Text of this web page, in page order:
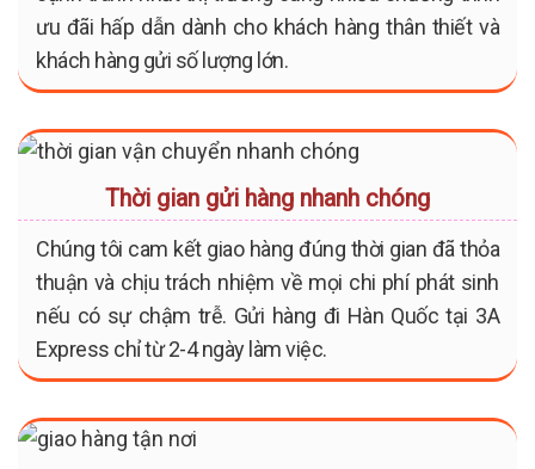
ưu đãi hấp dẫn dành cho khách hàng thân thiết và
khách hàng gửi số lượng lớn.
Thời gian gửi hàng nhanh chóng
Chúng tôi cam kết giao hàng đúng thời gian đã thỏa
thuận và chịu trách nhiệm về mọi chi phí phát sinh
nếu có sự chậm trễ. Gửi hàng đi Hàn Quốc tại 3A
Express chỉ từ 2-4 ngày làm việc.